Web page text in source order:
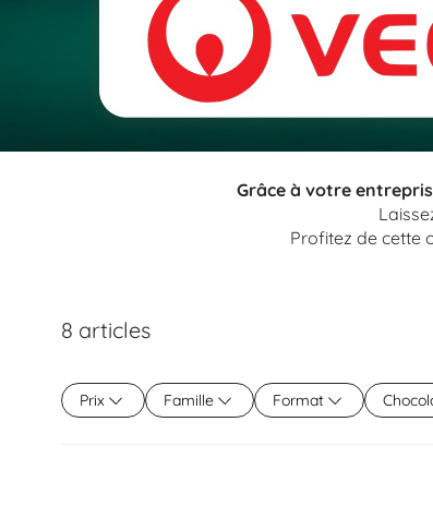
Grâce à votre
Profitez de cette
8 articles
Prix Famille Format